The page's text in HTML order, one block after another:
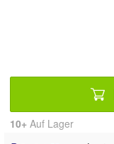
10+ Auf Lager